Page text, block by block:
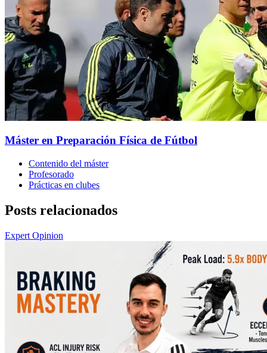
Máster en Preparación Física de Fútbol
Contenido del máster
Profesorado
Prácticas en clubes
Posts relacionados
Expert Opinion